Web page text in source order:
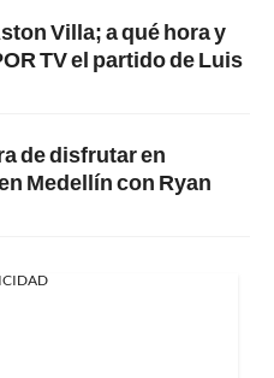
Villa; a qué hora y
TV el partido de Luis
de disfrutar en
Medellín con Ryan